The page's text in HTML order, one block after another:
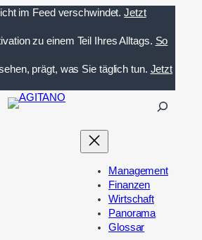
im Feed verschwindet. Jetzt
zu einem Teil Ihres Alltags. So
prägt, was Sie täglich tun. Jetzt
n
Management
Finanzen
Wirtschaft
Panorama
Glossar